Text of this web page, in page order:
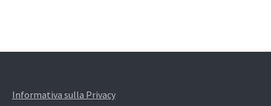
Informativa sulla Privacy